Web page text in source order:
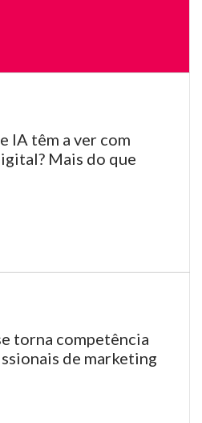
IA têm a ver com
Mais do que
torna competência
de marketing